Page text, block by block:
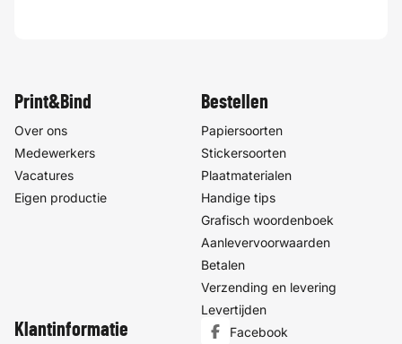
Print&Bind
Over ons
Medewerkers
Vacatures
Eigen productie
Bestellen
Papiersoorten
Stickersoorten
Plaatmaterialen
Handige tips
Grafisch woordenboek
Aanlevervoorwaarden
Betalen
Verzending en levering
Levertijden
Klantinformatie Facebook